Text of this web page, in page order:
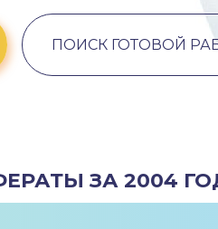
ПОИСК ГОТОВОЙ
ЗА 2004